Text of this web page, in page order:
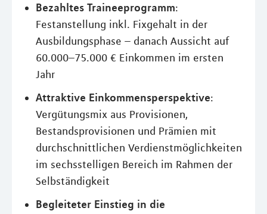
Bezahltes Traineeprogramm:
Festanstellung inkl. Fixgehalt in der
Ausbildungsphase – danach Aussicht auf
60.000–75.000 € Einkommen im ersten
Jahr
Attraktive Einkommensperspektive:
Vergütungsmix aus Provisionen,
Bestandsprovisionen und Prämien mit
durchschnittlichen Verdienstmöglichkeiten
im sechsstelligen Bereich im Rahmen der
Selbständigkeit
Begleiteter Einstieg in die